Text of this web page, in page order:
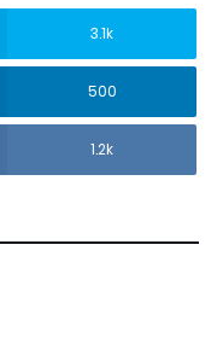
3.1k
500
1.2k